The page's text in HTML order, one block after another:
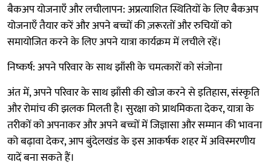
बैकअप योजनाएँ और लचीलापन: अप्रत्याशित स्थितियों के लिए बैकअप
योजनाएँ तैयार करें और अपने बच्चों की ज़रूरतों और रुचियों को
समायोजित करने के लिए अपने यात्रा कार्यक्रम में लचीले रहें।
निष्कर्ष: अपने परिवार के साथ झाँसी के चमत्कारों को संजोना
अंत में, अपने परिवार के साथ झाँसी की खोज करने से इतिहास, संस्कृति
और रोमांच की झलक मिलती है। सुरक्षा को प्राथमिकता देकर, यात्रा के
तरीकों को अपनाकर और अपने बच्चों में जिज्ञासा और सम्मान की भावना
को बढ़ावा देकर, आप बुंदेलखंड के इस आकर्षक शहर में अविस्मरणीय
यादें बना सकते हैं।